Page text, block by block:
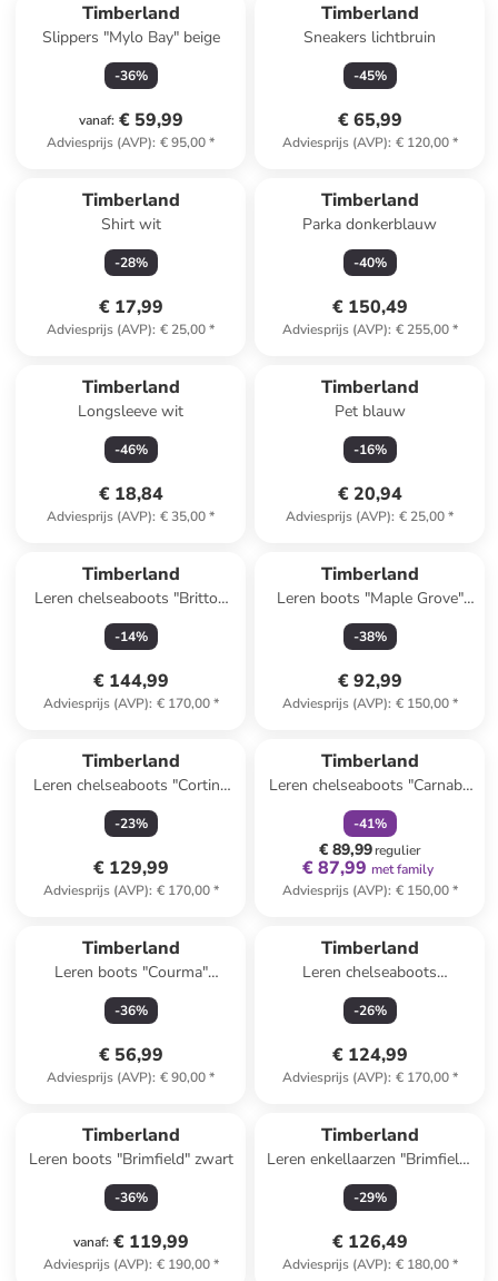
Timberland
Slippers "Mylo Bay" beige
-36%
vanaf: € 59,99
Adviesprijs (AVP): € 95,00*
Timberland
Sneakers lichtbruin
-45%
€ 65,99
Adviesprijs (AVP): € 120,00*
Timberland
Shirt wit
-28%
€ 17,99
Adviesprijs (AVP): € 25,00*
Timberland
Parka donkerblauw
-40%
€ 150,49
Adviesprijs (AVP): € 255,00*
Timberland
Longsleeve wit
-46%
€ 18,84
Adviesprijs (AVP): € 35,00*
Timberland
Pet blauw
-16%
€ 20,94
Adviesprijs (AVP): € 25,00*
Timberland
Leren chelseaboots "Britton
Road Mid"
-14%
€ 144,99
Adviesprijs (AVP): € 170,00*
Timberland
Leren boots "Maple Grove"
zwart
-38%
€ 92,99
Adviesprijs (AVP): € 150,00*
Timberland
Leren chelseaboots "Cortina
Valley" beige
-23%
€ 129,99
Adviesprijs (AVP): € 170,00*
Timberland
Leren chelseaboots "Carnaby
Cool" zwart
-41%
€ 89,99regulier
€ 87,99 met family
Adviesprijs (AVP): € 150,00*
Timberland
Leren boots "Courma"
lichtbruin
-36%
€ 56,99
Adviesprijs (AVP): € 90,00*
Timberland
Leren chelseaboots
"Brimfield" beige
-26%
€ 124,99
Adviesprijs (AVP): € 170,00*
Timberland
Leren boots "Brimfield" zwart
-36%
vanaf: € 119,99
Adviesprijs (AVP): € 190,00*
Timberland
Leren enkellaarzen "Brimfield"
zwart
-29%
€ 126,49
Adviesprijs (AVP): € 180,00*